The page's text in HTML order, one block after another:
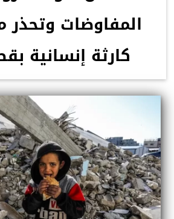
المفاوضات
كارثة إنسانية